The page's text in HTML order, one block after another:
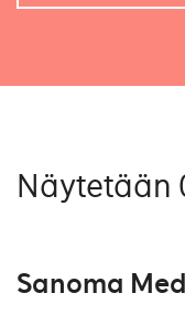
Näytetään
Sanoma